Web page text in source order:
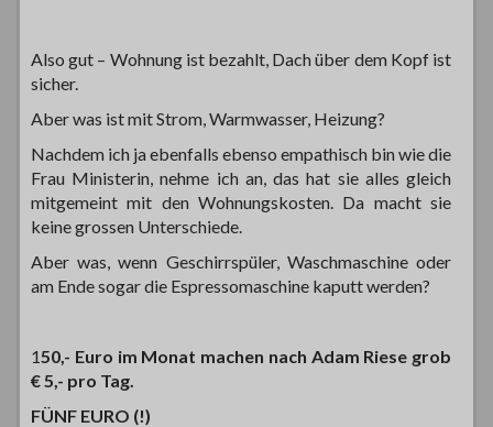
Also gut – Wohnung ist bezahlt, Dach über dem Kopf ist
sicher.
Aber was ist mit Strom, Warmwasser, Heizung?
Nachdem ich ja ebenfalls ebenso empathisch bin wie die
Frau Ministerin, nehme ich an, das hat sie alles gleich
mitgemeint mit den Wohnungskosten. Da macht sie
keine grossen Unterschiede.
Aber was, wenn Geschirrspüler, Waschmaschine oder
am Ende sogar die Espressomaschine kaputt werden?
150,- Euro im Monat machen nach Adam Riese grob
€ 5,- pro Tag.
FÜNF EURO (!)